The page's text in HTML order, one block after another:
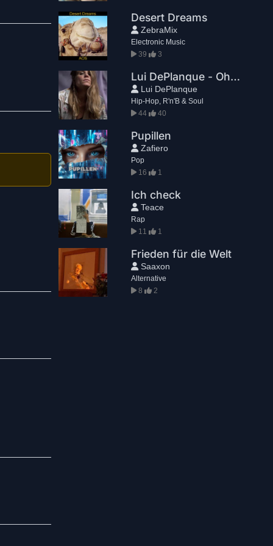
Desert Dreams
ZebraMix
Electronic Music
39
3
Lui DePlanque - Ohne dich eh nicht
Lui DePlanque
Hip-Hop, R'n'B & Soul
44
40
Pupillen
Zafiero
Pop
16
1
Ich check
Teace
Rap
11
1
Frieden für die Welt
Saaxon
Alternative
8
2